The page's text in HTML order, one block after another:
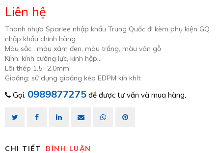
Liên hệ
Thanh nhựa Sparlee nhập khẩu Trung Quốc đi kèm phụ kiện GQ
nhập khẩu chính hãng
Màu sắc : màu xám đen, màu trắng, màu vân gỗ
Kính: kính cường lực, kính hộp…
Lõi thép 1.5- 2.0mm
Gioăng: sử dụng gioăng kép EDPM kín khít
Gọi: 0989877275 để được tư vấn và mua hàng.
CHI TIẾT BÌNH LUẬN